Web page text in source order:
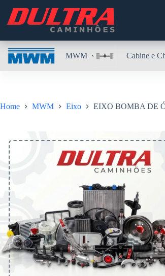
para
MWM Cabine e
Home MWM Eixo EIXO BOMBA DE